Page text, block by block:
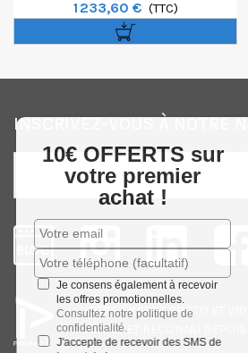
1 233,60 € (TTC)
INSCRIVEZ-VOUS À NOTRE
VOTRE EXPERTPHOTO
CONNU ET RECONNU
10€ OFFERTS sur
votre premier
achat !
Je consens également à recevoir
les offres promotionnelles.
Consultez notre politique de
confidentialité.
J'accepte de recevoir des SMS de